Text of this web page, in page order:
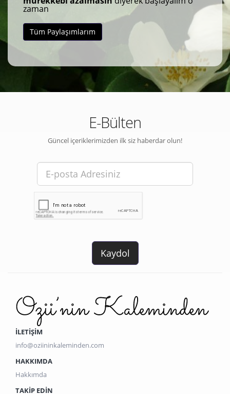
zaman
Tüm Paylaşımlarım
E-Bülten
Güncel içeriklerimizden ilk siz haberdar olun!
İLETİŞİM
info@oziininkaleminden.com
HAKKIMDA
Hakkımda
TAKIP EDIN